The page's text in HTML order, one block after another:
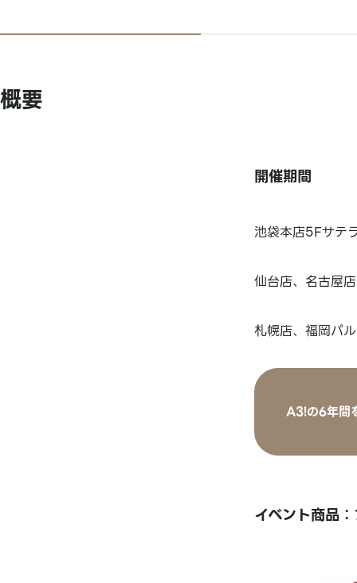
概要
開催期間
池袋本店5Fサ
仙台店、名古
札幌店、福岡
A3!の6年間
イベント商品